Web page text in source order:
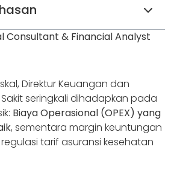
Consultant & Financial Analyst
Direktur Keuangan dan
seringkali dihadapkan pada
Biaya Operasional (OPEX) yang
, sementara margin keuntungan
tarif asuransi kesehatan